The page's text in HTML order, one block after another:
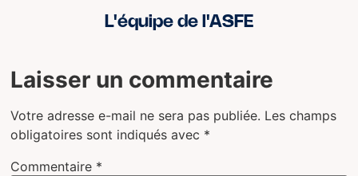
L'équipe de l'ASFE
Laisser un commentaire
Votre adresse e-mail ne sera pas publiée. Les champs
obligatoires sont indiqués avec *
Commentaire *